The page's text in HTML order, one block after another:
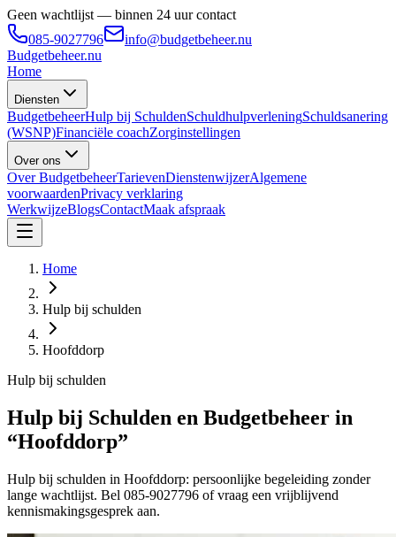
Geen wachtlijst — binnen 24 uur contact
085-9027796
info@budgetbeheer.nu
Budgetbeheer.nu
Home
Diensten
BudgetbeheerHulp bij SchuldenSchuldhulpverleningSchuldsanering
(WSNP)Financiële coachZorginstellingen
Over ons
Over BudgetbeheerTarievenDienstenwijzerAlgemene
voorwaardenPrivacy verklaring
WerkwijzeBlogsContactMaak afspraak
Home
Hulp bij schulden
Hoofddorp
Hulp bij schulden
Hulp bij Schulden en Budgetbeheer in
“Hoofddorp”
Hulp bij schulden in Hoofddorp: persoonlijke begeleiding zonder
lange wachtlijst. Bel 085-9027796 of vraag een vrijblijvend
kennismakingsgesprek aan.